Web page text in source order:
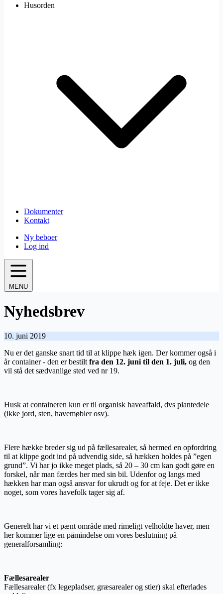
Husorden
Dokumenter
Kontakt
Ny beboer
Log ind
MENU
Nyhedsbrev
10. juni 2019
Nu er det ganske snart tid til at klippe hæk igen. Der kommer også i
år container - den er bestilt fra den 12. juni til den 1. juli, og den
vil stå det sædvanlige sted ved nr 19.
Husk at containeren kun er til organisk haveaffald, dvs plantedele
(ikke jord, sten, havemøbler osv).
Flere hække breder sig ud på fællesarealer, så hermed en opfordring
til at klippe godt ind på udvendig side, så hækken holdes på ”egen
grund”. Vi har jo ikke meget plads, så 20 – 30 cm kan godt gøre en
forskel, når man færdes her med sin bil. Udenfor og langs med
hækken har man også ansvar for ukrudt og for at feje. Det er ikke
noget, som vores havefolk tager sig af.
Generelt har vi et pænt område med rimeligt velholdte haver, men
her kommer lige en påmindelse om vores beslutning på
generalforsamling:
Fællesarealer
Fællesarealer (fx legepladser, græsarealer og stier) skal efterlades